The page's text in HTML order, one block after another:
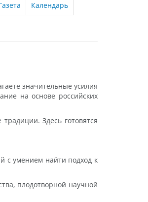
Календарь
значительные усилия
на основе российских
Здесь готовятся
с умением найти подход к
плодотворной научной